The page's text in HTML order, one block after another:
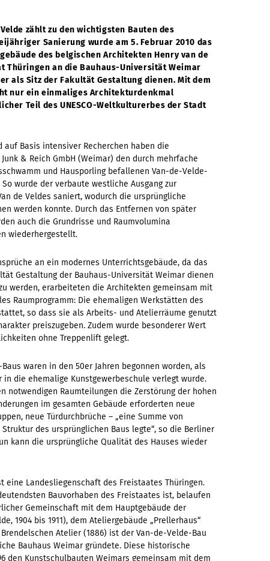
zählt zu den wichtigsten Bauten des
Sanierung wurde am 5. Februar 2010 das
des belgischen Architekten Henry van de
Thüringen an die Bauhaus-Universität Weimar
als Sitz der Fakultät Gestaltung dienen. Mit dem
nur ein einmaliges Architekturdenkmal
Teil des UNESCO-Weltkulturerbes der Stadt
Basis intensiver Recherchen haben die
& Reich GmbH (Weimar) den durch mehrfache
und Hausporling befallenen Van-de-Velde-
wurde der verbaute westliche Ausgang zur
de Veldes saniert, wodurch die ursprüngliche
werden konnte. Durch das Entfernen von später
auch die Grundrisse und Raumvolumina
wiederhergestellt.
an ein modernes Unterrichtsgebäude, da das
Gestaltung der Bauhaus-Universität Weimar dienen
werden, erarbeiteten die Architekten gemeinsam mit
Raumprogramm: Die ehemaligen Werkstätten des
so dass sie als Arbeits- und Atelierräume genutzt
preiszugeben. Zudem wurde besonderer Wert
ohne Treppenlift gelegt.
waren in den 50er Jahren begonnen worden, als
die ehemalige Kunstgewerbeschule verlegt wurde.
notwendigen Raumteilungen die Zerstörung der hohen
im gesamten Gebäude erforderten neue
neue Türdurchbrüche – „eine Summe von
des ursprünglichen Baus legte“, so die Berliner
kann die ursprüngliche Qualität des Hauses wieder
eine Landesliegenschaft des Freistaates Thüringen.
Bauvorhaben des Freistaates ist, belaufen
Gemeinschaft mit dem Hauptgebäude der
1904 bis 1911), dem Ateliergebäude „Prellerhaus“
Atelier (1886) ist der Van-de-Velde-Bau
Bauhaus Weimar gründete. Diese historische
den Kunstschulbauten Weimars gemeinsam mit dem